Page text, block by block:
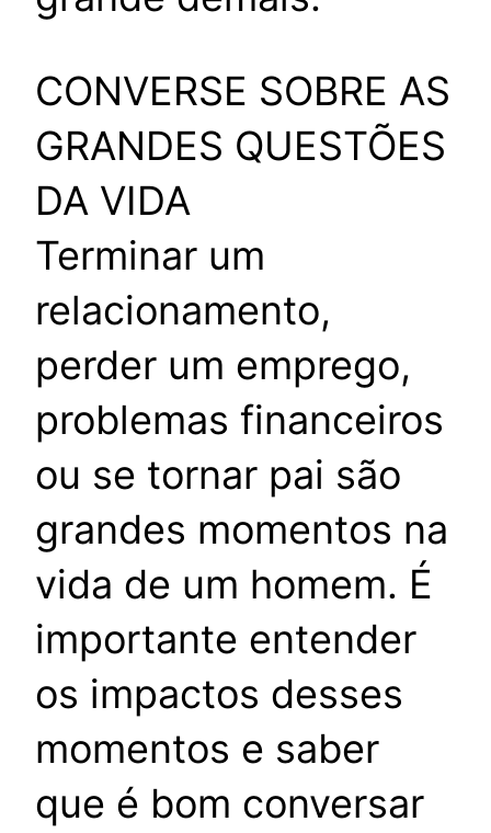
CONVERSE SOBRE AS
GRANDES QUESTÕES
DA VIDA
Terminar um
relacionamento,
perder um emprego,
problemas financeiros
ou se tornar pai são
grandes momentos na
vida de um homem. É
importante entender
os impactos desses
momentos e saber
que é bom conversar